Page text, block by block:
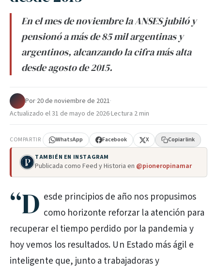
En el mes de noviembre la ANSES jubiló y
pensionó a más de 85 mil argentinas y
argentinos, alcanzando la cifra más alta
desde agosto de 2015.
Por·20 de noviembre de 2021·
Actualizado el31 de mayo de 2026·Lectura 2 min
COMPARTIR WhatsApp Facebook X Copiar link
TAMBIÉN EN INSTAGRAM
Publicada como Feed y Historia en @pioneropinamar
“D esde principios de año nos propusimos
como horizonte reforzar la atención para
recuperar el tiempo perdido por la pandemia y
hoy vemos los resultados. Un Estado más ágil e
inteligente que, junto a trabajadoras y